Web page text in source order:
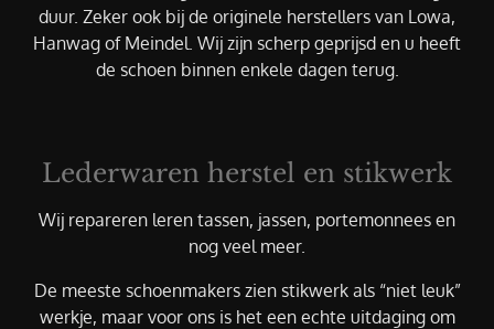
duur. Zeker ook bij de originele herstellers van Lowa,
Hanwag of Meindel. Wij zijn scherp geprijsd en u heeft
de schoen binnen enkele dagen terug.
Lederwaren herstel en stikwerk
Wij repareren leren tassen, jassen, portemonnees en
nog veel meer.
De meeste schoenmakers zien stikwerk als “niet leuk”
werkje, maar voor ons is het een echte uitdaging om